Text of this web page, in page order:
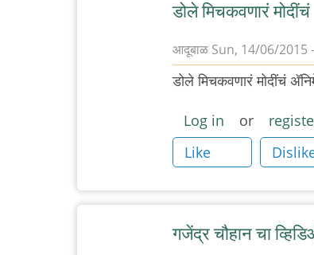
डोले मिचकवणारं मोदींचं
आदूबाळ Sun, 14/06/2015
डोले मिचकवणारं मोदींचं
Log in or
Like
गजेंद्र चौहान चा